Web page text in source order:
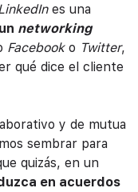
es una
networking
Facebooko Twitter,
qué dice el cliente
y de mutua
sembrar para
quizás, en un
en acuerdos